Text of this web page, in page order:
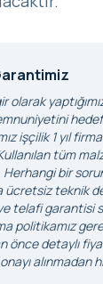
olarak
işçilik 1 yıl
tüm
bir
ücretsiz teknik
telafi garantisi
politikamız
önce detaylı
alınmadan